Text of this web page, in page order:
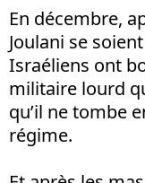
En décembre,
Joulani se
Israéliens ont
militaire lourd
qu’il ne tombe
régime.